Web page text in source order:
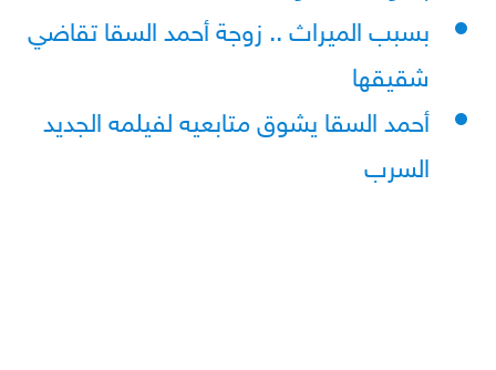
بسبب الميراث .. زوجة أحمد السقا تقاضي
شقيقها
أحمد السقا يشوق متابعيه لفيلمه الجديد
السرب